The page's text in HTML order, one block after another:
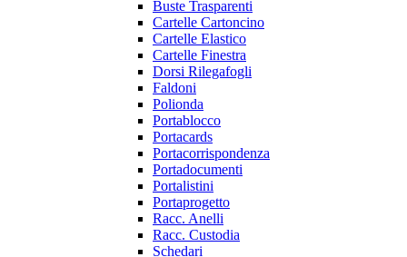
Buste Trasparenti
Cartelle Cartoncino
Cartelle Elastico
Cartelle Finestra
Dorsi Rilegafogli
Faldoni
Polionda
Portablocco
Portacards
Portacorrispondenza
Portadocumenti
Portalistini
Portaprogetto
Racc. Anelli
Racc. Custodia
Schedari